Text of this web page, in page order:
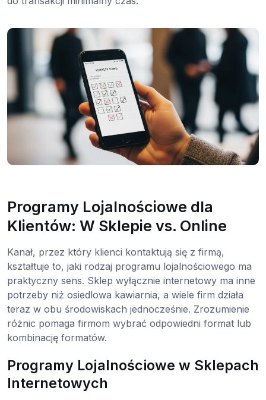
Programy Lojalnościowe dla
Klientów: W Sklepie vs. Online
Kanał, przez który klienci kontaktują się z firmą,
kształtuje to, jaki rodzaj programu lojalnościowego ma
praktyczny sens. Sklep wyłącznie internetowy ma inne
potrzeby niż osiedlowa kawiarnia, a wiele firm działa
teraz w obu środowiskach jednocześnie. Zrozumienie
różnic pomaga firmom wybrać odpowiedni format lub
kombinację formatów.
Programy Lojalnościowe w Sklepach
Internetowych